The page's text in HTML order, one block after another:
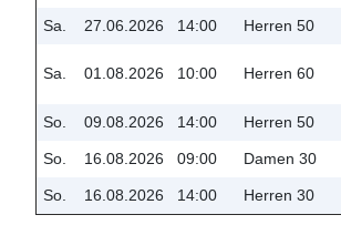
Sa. 27.06.2026 14:00 Herren 50
Sa. 01.08.2026 10:00 Herren 60
So. 09.08.2026 14:00 Herren 50
So. 16.08.2026 09:00 Damen 30
So. 16.08.2026 14:00 Herren 30